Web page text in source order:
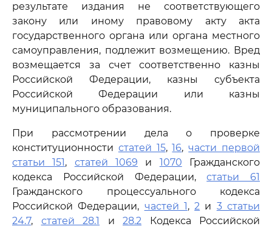
результате издания не соответствующего
закону или иному правовому акту акта
государственного органа или органа местного
самоуправления, подлежит возмещению. Вред
возмещается за счет соответственно казны
Российской Федерации, казны субъекта
Российской Федерации или казны
муниципального образования.
При рассмотрении дела о проверке
конституционности статей 15,16,части первой
статьи 151, статей 1069 и 1070 Гражданского
кодекса Российской Федерации,статьи 61
Гражданского процессуального кодекса
Российской Федерации, частей 1,2 и 3 статьи
24.7, статей 28.1 и 28.2 Кодекса Российской